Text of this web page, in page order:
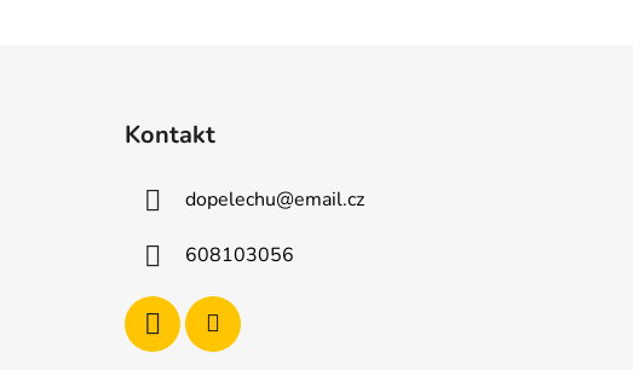
Kontakt
dopelechu@email.cz
608103056